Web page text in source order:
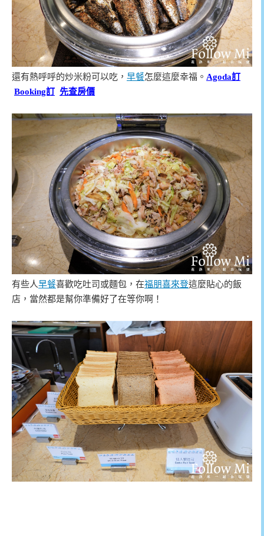
還有熱呼呼的炒米粉可以吃， 早餐怎麼這麼幸福。 Agoda訂
Booking訂 先查房價
有些人早餐喜歡吃吐司或麵包，在福朋喜來登這麼貼心的飯
店，當然都是幫你準備好了在等你啊！